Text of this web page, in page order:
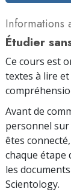
Informations
Étudier
Ce cours est
textes à lire
Avant de
personnel sur
êtes
chaque étape
les
Scientology.